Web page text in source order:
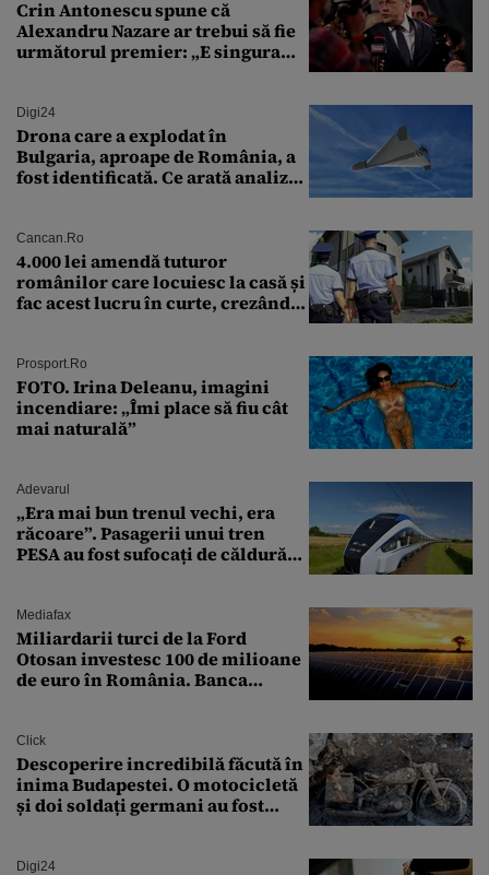
Crin Antonescu spune că
Alexandru Nazare ar trebui să fie
următorul premier: „E singura
Digi24
Drona care a explodat în
Bulgaria, aproape de România, a
fost identificată. Ce arată analiza
Cancan.ro
4.000 lei amendă tuturor
românilor care locuiesc la casă și
fac acest lucru în curte, crezând
Prosport.ro
FOTO. Irina Deleanu, imagini
incendiare: „Îmi place să fiu cât
mai naturală”
Adevarul
„Era mai bun trenul vechi, era
răcoare”. Pasagerii unui tren
PESA au fost sufocați de căldură
Mediafax
Miliardarii turci de la Ford
Otosan investesc 100 de milioane
de euro în România. Banca
Click
Descoperire incredibilă făcută în
inima Budapestei. O motocicletă
și doi soldați germani au fost
Digi24